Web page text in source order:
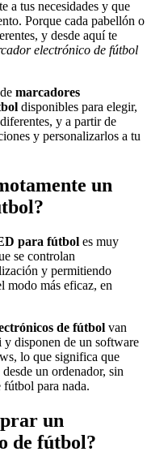
a tus necesidades y que
Porque cada pabellón o
y desde aquí te
electrónico de fútbol
marcadores
disponibles para elegir,
y a partir de
y personalizarlos a tu
un
para fútbol es muy
se controlan
y permitiendo
modo más eficaz, en
de fútbol van
disponen de un software
lo que significa que
un ordenador, sin
fútbol para nada.
un
de fútbol?